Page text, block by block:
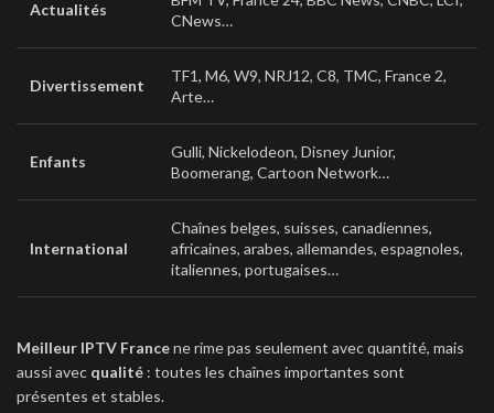
Actualités
CNews…
Divertissement
TF1, M6, W9, NRJ12, C8, TMC, France 2,
Arte…
Enfants
Gulli, Nickelodeon, Disney Junior,
Boomerang, Cartoon Network…
International
Chaînes belges, suisses, canadiennes,
africaines, arabes, allemandes, espagnoles,
italiennes, portugaises…
Meilleur IPTV Francene rime pas seulement avec quantité, mais
aussi avec qualité : toutes les chaînes importantes sont
présentes et stables.